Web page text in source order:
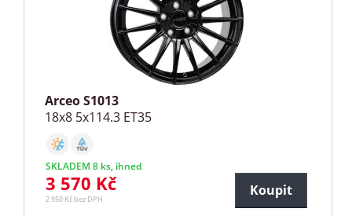
Arceo S1013
18x8 5x114.3 ET35
SKLADEM 8 ks, ihned
3 570 Kč
2 950 Kč bez DPH
Koupit